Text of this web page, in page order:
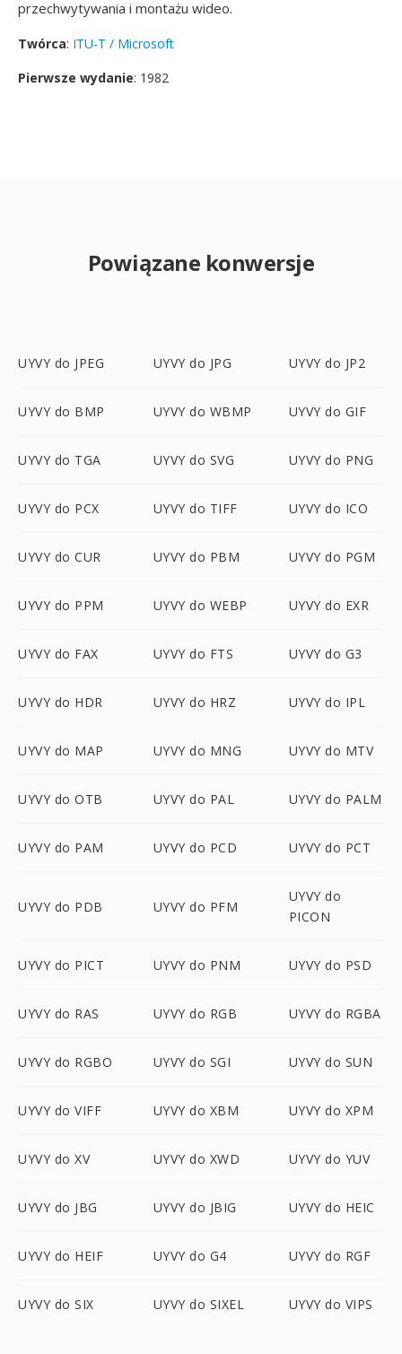
przechwytywania i montażu wideo.
Twórca: ITU-T / Microsoft
Pierwsze wydanie: 1982
Powiązane konwersje
UYVY do JPEG UYVY do JPG UYVY do JP2
UYVY do BMP UYVY do WBMP UYVY do GIF
UYVY do TGA UYVY do SVG UYVY do PNG
UYVY do PCX UYVY do TIFF UYVY do ICO
UYVY do CUR UYVY do PBM UYVY do PGM
UYVY do PPM UYVY do WEBP UYVY do EXR
UYVY do FAX UYVY do FTS UYVY do G3
UYVY do HDR UYVY do HRZ UYVY do IPL
UYVY do MAP UYVY do MNG UYVY do MTV
UYVY do OTB UYVY do PAL UYVY do PALM
UYVY do PAM UYVY do PCD UYVY do PCT
UYVY do PDB UYVY do PFM
UYVY do
PICON
UYVY do PICT UYVY do PNM UYVY do PSD
UYVY do RAS UYVY do RGB UYVY do RGBA
UYVY do RGBO UYVY do SGI UYVY do SUN
UYVY do VIFF UYVY do XBM UYVY do XPM
UYVY do XV UYVY do XWD UYVY do YUV
UYVY do JBG UYVY do JBIG UYVY do HEIC
UYVY do HEIF UYVY do G4 UYVY do RGF
UYVY do SIX UYVY do SIXEL UYVY do VIPS